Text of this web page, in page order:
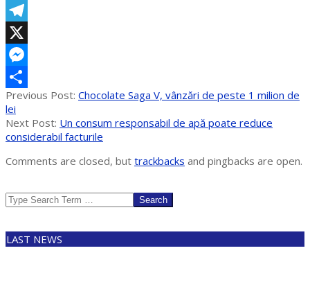
Email
Telegram
X
Messenger
Partajează
2025-
03-
27
Previous Post: Chocolate Saga V, vânzări de peste 1 milion de
lei
Next Post: Un consum responsabil de apă poate reduce
considerabil facturile
Comments are closed, but trackbacks and pingbacks are open.
Search
LAST NEWS